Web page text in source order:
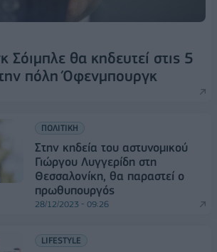
θα κηδευτεί στις 5
πόλη Όφενμπουργκ
ΠΟΛΙΤΙΚΗ
Στην κηδεία του αστυνομικού
Γιώργου Λυγγερίδη στη
Θεσσαλονίκη, θα παραστεί ο
πρωθυπουργός
28/12/2023 - 09:26
LIFESTYLE